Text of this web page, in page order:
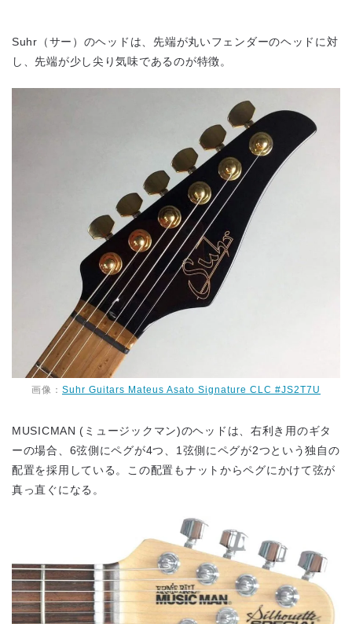
Suhr（サー）のヘッドは、先端が丸いフェンダーのヘッドに対
し、先端が少し尖り気味であるのが特徴。
画像： Suhr Guitars Mateus Asato Signature CLC #JS2T7U
MUSICMAN (ミュージックマン)のヘッドは、右利き用のギタ
ーの場合、6弦側にペグが4つ、1弦側にペグが2つという独自の
配置を採用している。この配置もナットからペグにかけて弦が
真っ直ぐになる。